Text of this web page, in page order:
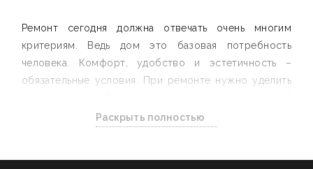
Ремонт сегодня должна отвечать очень многим
критериям. Ведь дом это базовая потребность
человека. Комфорт, удобство и эстетичность –
обязательные условия. При ремонте нужно уделить
документации, несущественным, казалось бы,
Раскрыть полностью